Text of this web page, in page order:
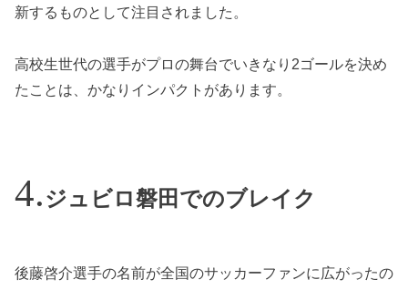
新するものとして注目されました。
高校生世代の選手がプロの舞台でいきなり2ゴールを決め
たことは、かなりインパクトがあります。
ジュビロ磐田でのブレイク
後藤啓介選手の名前が全国のサッカーファンに広がったの